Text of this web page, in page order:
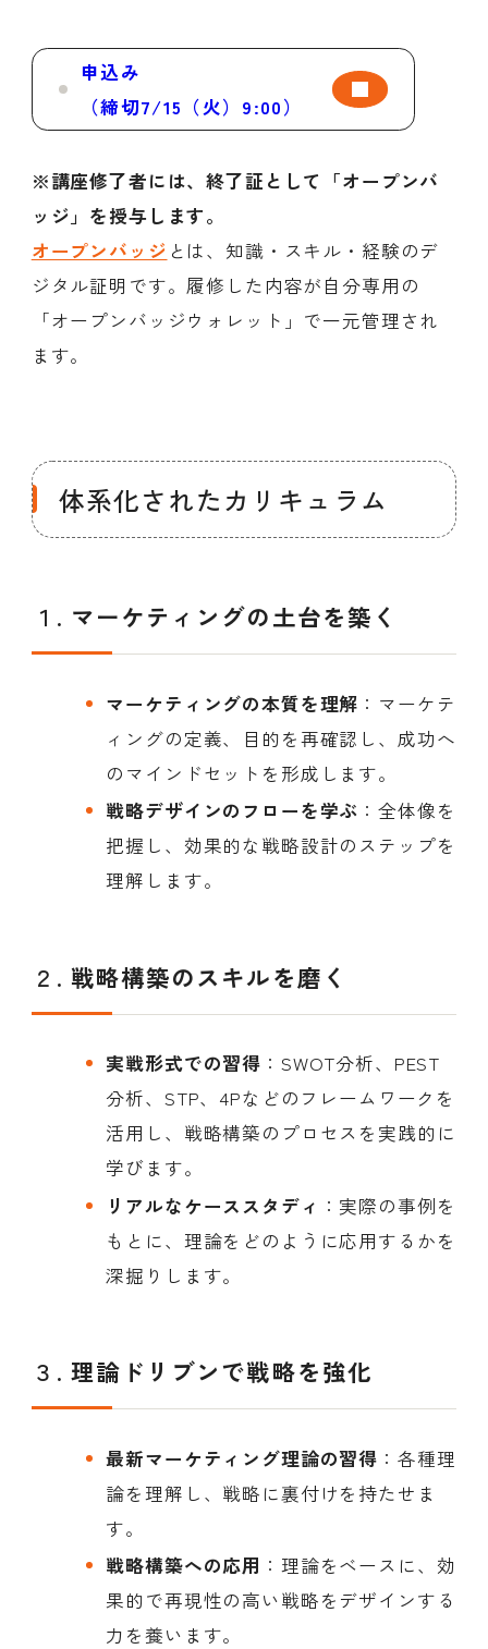
申込み
（締切7/15（火）9:00）
※講座修了者には、終了証として「オープンバ
ッジ」を授与します。
オープンバッジ とは、知識・スキル・経験のデ
ジタル証明です。履修した内容が自分専用の
「オープンバッジウォレット」で一元管理され
ます。
体系化されたカリキュラム
１. マーケティングの土台を築く
マーケティングの本質を理解 ：マーケテ
ィングの定義、目的を再確認し、成功へ
のマインドセットを形成します。
戦略デザインのフローを学ぶ ：全体像を
把握し、効果的な戦略設計のステップを
理解します。
２. 戦略構築のスキルを磨く
実戦形式での習得 ：SWOT分析、PEST
分析、STP、4Pなどのフレームワークを
活用し、戦略構築のプロセスを実践的に
学びます。
リアルなケーススタディ ：実際の事例を
もとに、理論をどのように応用するかを
深掘りします。
３. 理論ドリブンで戦略を強化
最新マーケティング理論の習得 ：各種理
論を理解し、戦略に裏付けを持たせま
す。
戦略構築への応用 ：理論をベースに、効
果的で再現性の高い戦略をデザインする
力を養います。